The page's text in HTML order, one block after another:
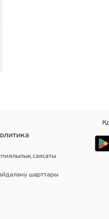
қабыршақтары немесе
саясаты
шарттары